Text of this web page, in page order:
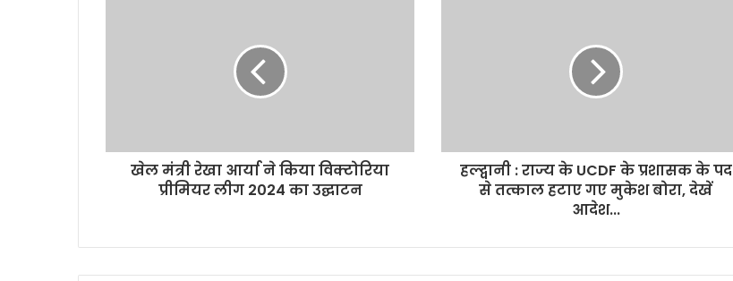
खेल मंत्री रेखा आर्या ने किया विक्टोरिया
प्रीमियर लीग 2024 का उद्घाटन
हल्द्वानी : राज्य के UCDF के प्रशासक के पद
से तत्काल हटाए गए मुकेश बोरा, देखें
आदेश...